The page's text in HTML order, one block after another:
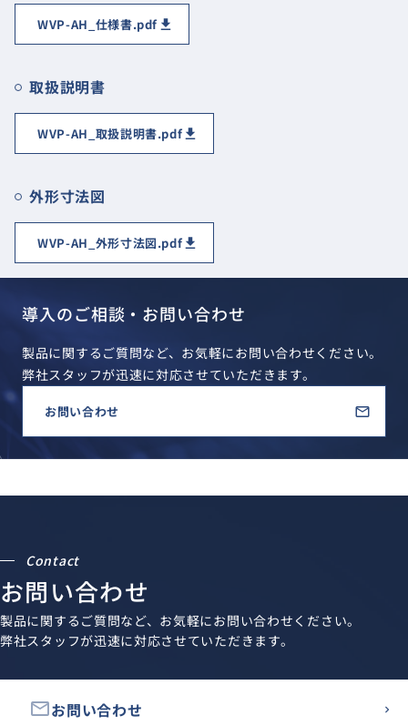
WVP-AH_仕様書.pdf
取扱説明書
WVP-AH_取扱説明書.pdf
外形寸法図
WVP-AH_外形寸法図.pdf
導入のご相談・お問い合わせ
製品に関するご質問など、お気軽にお問い合わせください。
弊社スタッフが迅速に対応させていただきます。
お問い合わせ
Contact
お問い合わせ
製品に関するご質問など、お気軽にお問い合わせください。
弊社スタッフが迅速に対応させていただきます。
emailお問い合わせ